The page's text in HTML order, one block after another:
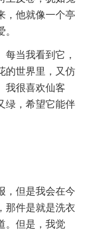
，他就像一个亭
当我看到它，
的世界里，又仿
我很喜欢仙客
绿，希望它能伴
但是我会在今
那件是就是洗衣
。但是，我觉